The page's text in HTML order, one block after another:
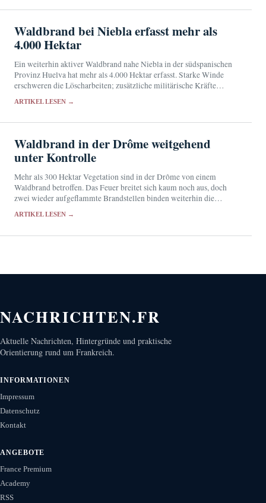
Waldbrand bei Niebla erfasst mehr als
4.000 Hektar
Ein weiterhin aktiver Waldbrand nahe Niebla in der südspanischen
Provinz Huelva hat mehr als 4.000 Hektar erfasst. Starke Winde
erschweren die Löscharbeiten; zusätzliche militärische Kräfte
ARTIKEL LESEN →
Waldbrand in der Drôme weitgehend
unter Kontrolle
Mehr als 300 Hektar Vegetation sind in der Drôme von einem
Waldbrand betroffen. Das Feuer breitet sich kaum noch aus, doch
zwei wieder aufgeflammte Brandstellen binden weiterhin die
ARTIKEL LESEN →
NACHRICHTEN.FR
Aktuelle Nachrichten, Hintergründe und praktische
Orientierung rund um Frankreich.
INFORMATIONEN
Impressum
Datenschutz
Kontakt
ANGEBOTE
France Premium
Academy
RSS